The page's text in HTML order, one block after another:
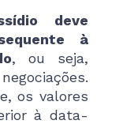
deve
à
, ou seja,
os valores
à data-